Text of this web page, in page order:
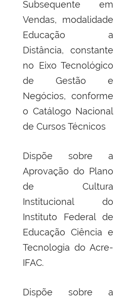
Subsequente em
Vendas, modalidade
Educação a
Distância, constante
no Eixo Tecnológico
de Gestão e
Negócios, conforme
o Catálogo Nacional
de Cursos Técnicos
Dispõe sobre a
Aprovação do Plano
de Cultura
Institucional do
Instituto Federal de
Educação Ciência e
Tecnologia do Acre-
IFAC.
Dispõe sobre a